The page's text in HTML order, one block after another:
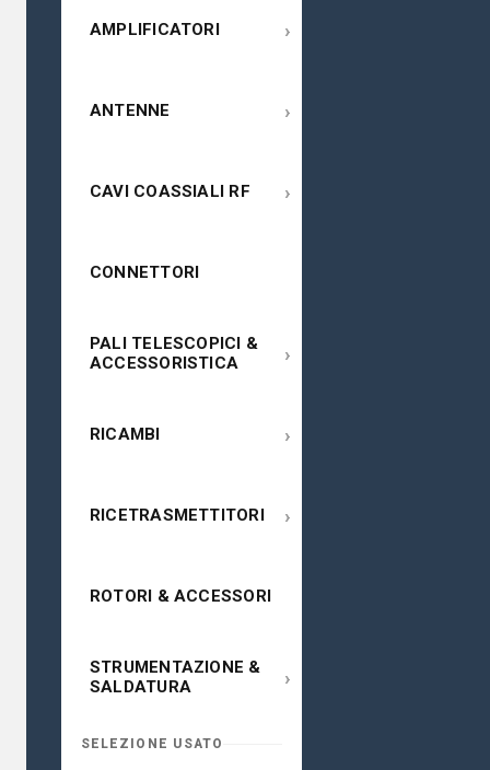
AMPLIFICATORI ›
ANTENNE ›
CAVI COASSIALI RF ›
CONNETTORI
PALI TELESCOPICI &
ACCESSORISTICA
›
RICAMBI ›
RICETRASMETTITORI ›
ROTORI & ACCESSORI
STRUMENTAZIONE &
SALDATURA
›
SELEZIONE USATO